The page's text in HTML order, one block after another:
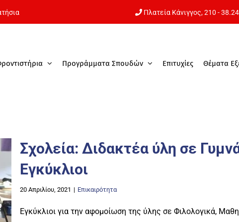
Πλατεία Κάνιγγος,210 -
Προγράμματα Σπουδών Επιτυχίες Θέματα
Σχολεία: Διδακτέα ύλη σε
Εγκύκλιοι
20 Απριλίου, 2021 | Επικαιρότητα
Εγκύκλιοι για την αφομοίωση της ύλης σε Φιλολογικά,